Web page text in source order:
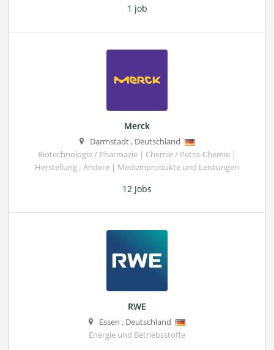
1 job
Merck
Darmstadt, Deutschland
Biotechnologie / Pharmazie | Chemie / Petro-Chemie |
Herstellung - Andere | Medizinprodukte und Leistungen
12 Jobs
RWE
Essen , Deutschland
Energie und Betriebsstoffe